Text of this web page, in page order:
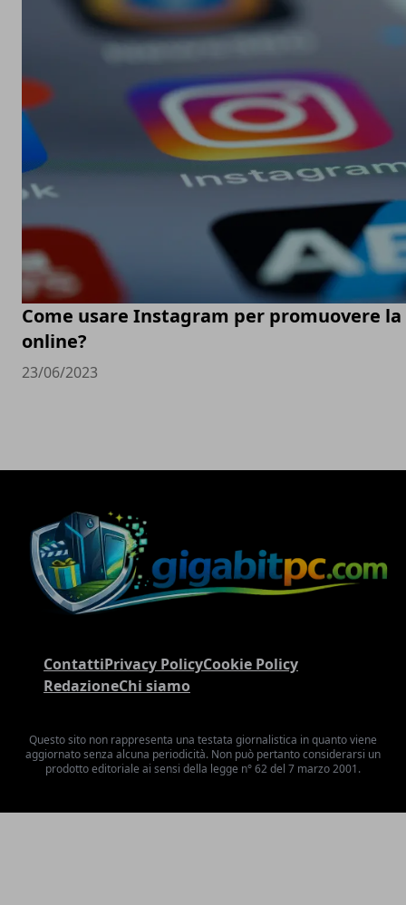
Come usare Instagram per promuovere
online?
23/06/2023
ContattiPrivacy PolicyCookie Policy
RedazioneChi siamo
Questo sito non rappresenta una testata giornalistica in quanto viene
aggiornato senza alcuna periodicità. Non può pertanto considerarsi un
prodotto editoriale ai sensi della legge n° 62 del 7 marzo 2001.